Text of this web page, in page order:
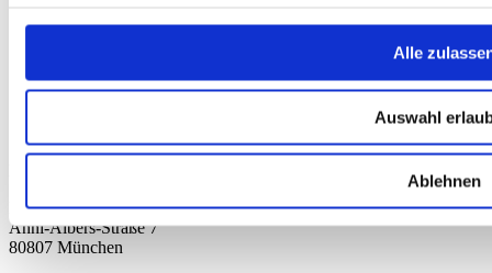
Alle
Auswahl
Ablehnen
Kollektion 2026
Deutscher Alpenverein e.V.
Anni-Albers-Straße 7
80807 München